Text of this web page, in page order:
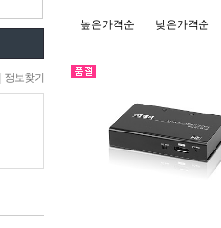
높은가격순 낮은가격순
정보찾기